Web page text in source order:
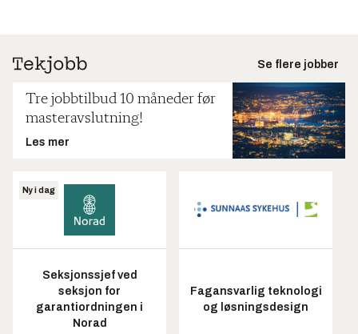
Se flere jobber
Tre jobbtilbud 10 måneder før
masteravslutning!
Les mer
Ny i dag
Seksjonssjef ved
seksjon for
garantiordningen i
Norad
Fagansvarlig teknologi
og løsningsdesign